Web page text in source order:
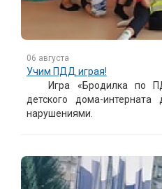
06 августа
Учим ПДД играя!
Игра «Бродилка по
детского дома-
нарушениями.